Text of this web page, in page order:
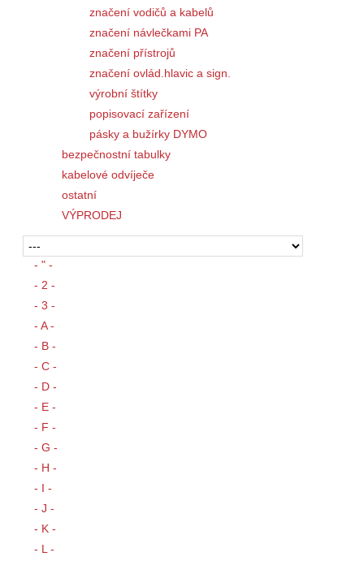
značení vodičů a kabelů
značení návlečkami PA
značení přístrojů
značení ovlád.hlavic a sign.
výrobní štítky
popisovací zařízení
pásky a bužírky DYMO
bezpečnostní tabulky
kabelové odvíječe
ostatní
VÝPRODEJ
- " -
- 2 -
- 3 -
- A -
- B -
- C -
- D -
- E -
- F -
- G -
- H -
- I -
- J -
- K -
- L -